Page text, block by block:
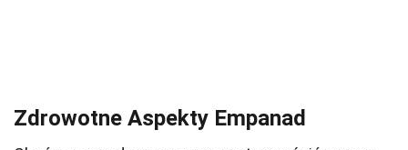
Zdrowotne Aspekty Empanad